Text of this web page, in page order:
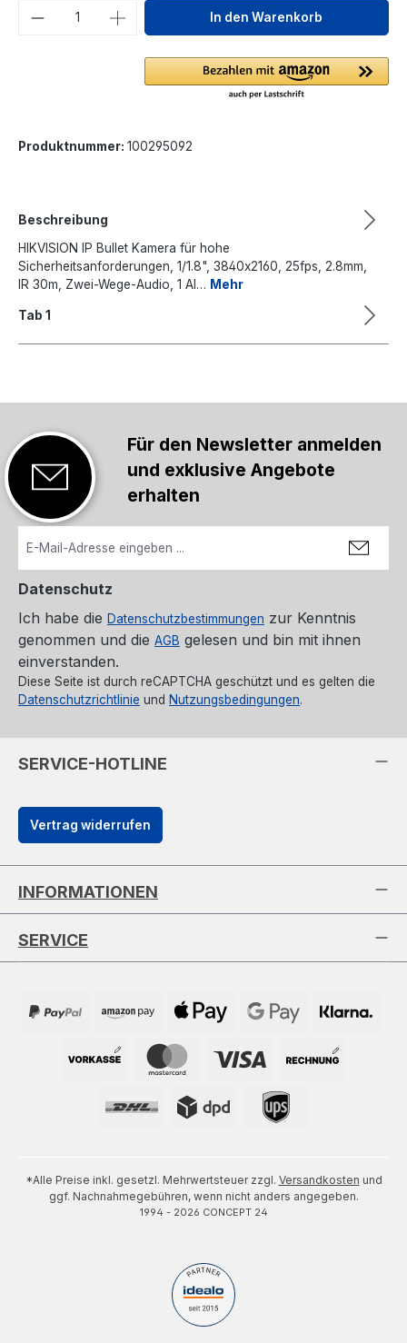
Produkt Anzahl: Gib denIn den Warenkorb
Produktnummer: 100295092
Beschreibung
HIKVISION IP Bullet Kamera für hohe
Sicherheitsanforderungen, 1/1.8", 3840x2160, 25fps, 2.8mm,
IR 30m, Zwei-Wege-Audio, 1 Al… Mehr
Tab 1
Für den Newsletter anmelden
und exklusive Angebote
erhalten
Datenschutz
Ich habe die Datenschutzbestimmungen zur Kenntnis
genommen und die AGB gelesen und bin mit ihnen
einverstanden.
Diese Seite ist durch reCAPTCHA geschützt und es gelten die
Datenschutzrichtlinie und Nutzungsbedingungen.
SERVICE-HOTLINE
Vertrag widerrufen
INFORMATIONEN
SERVICE
*Alle Preise inkl. gesetzl. Mehrwertsteuer zzgl. Versandkosten und
ggf. Nachnahmegebühren, wenn nicht anders angegeben.
1994 - 2026 CONCEPT 24